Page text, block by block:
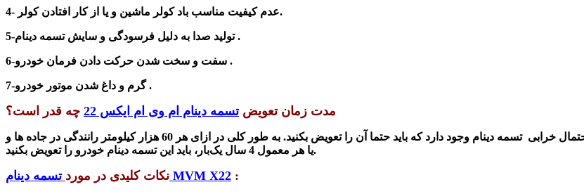
4- عدم کیفیت مناسب باد کولر ماشین و یا از کار افتادن کولر.
5-تولید صدا به دلیل فرسودگی و سایش تسمه دینام .
6-سفت و سخت شدن حرکت دادن فرمان خودرو .
7-گرم و داغ شدن موتور خودرو .
مدت زمان تعویضتسمه دینام ام وی ام ایکس 22 چه قدر است؟
مشاهده یک یا چند از علائم بالا به شما رانندگان گرامی کمک می کند که بدانید احتمال خرابی تسمه دینام وجود دارد که باید حتما آن را تعویض بکنید. به طور کلی در ازای هر 60 هزار کیلومتر رانندگی در جاده ها و
یا هر معمول 4 سال یک‌بار، باید این تسمه دینام خودرو را تعویض بکنید.
نکات کلیدی در مورد تسمه دینام MVM X22 :